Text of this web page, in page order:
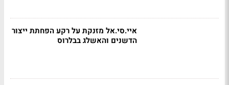
איי.סי.אל מזנקת על רקע הפחתת ייצור
הדשנים והאשלג בבלרוס